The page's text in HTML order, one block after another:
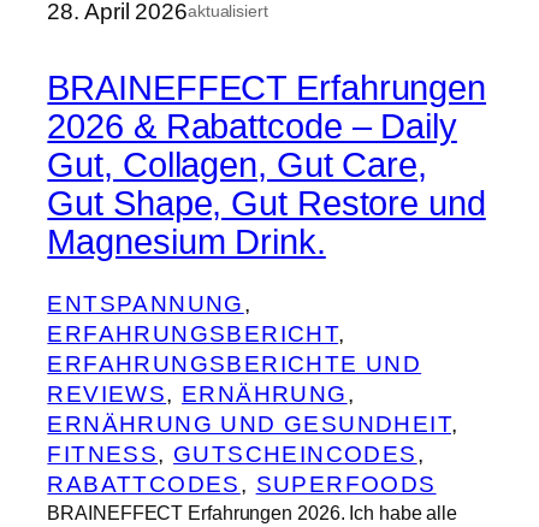
28. April 2026aktualisiert
BRAINEFFECT Erfahrungen
2026 & Rabattcode – Daily
Gut, Collagen, Gut Care,
Gut Shape, Gut Restore und
Magnesium Drink.
ENTSPANNUNG
ERFAHRUNGSBERICHT
ERFAHRUNGSBERICHTE UND
REVIEWS, ERNÄHRUNG
ERNÄHRUNG UND GESUNDHEIT
FITNESS, GUTSCHEINCODES
RABATTCODES, SUPERFOODS
BRAINEFFECT Erfahrungen 2026. Ich habe alle